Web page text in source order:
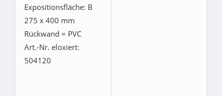
Expositionsfläche: B
275 x 400 mm
Rückwand = PVC
Art.-Nr. eloxiert:
504120